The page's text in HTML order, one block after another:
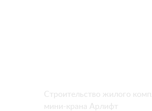
Строительство жилого
мини-крана Арлифт